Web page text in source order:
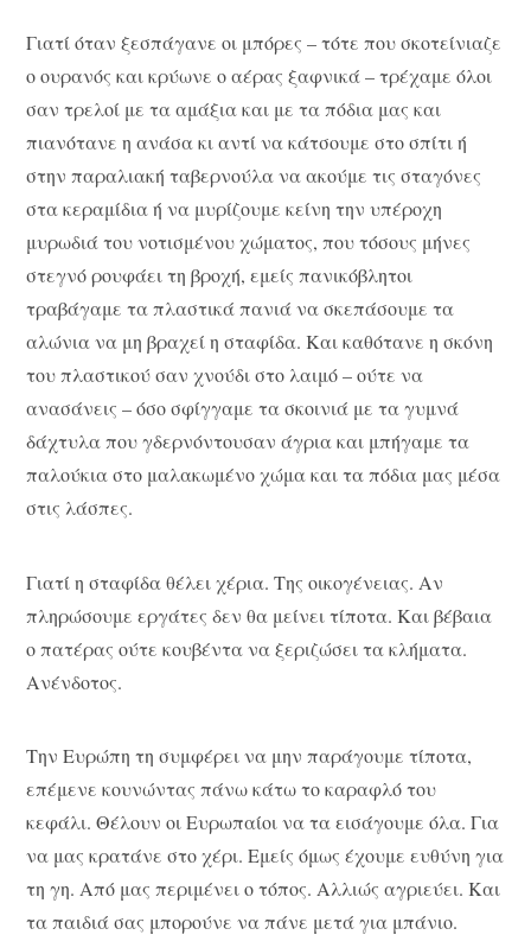
Γιατί όταν ξεσπάγανε οι μπόρες – τότε που σκοτείνιαζε
ο ουρανός και κρύωνε ο αέρας ξαφνικά – τρέχαμε όλοι
σαν τρελοί με τα αμάξια και με τα πόδια μας και
πιανότανε η ανάσα κι αντί να κάτσουμε στο σπίτι ή
στην παραλιακή ταβερνούλα να ακούμε τις σταγόνες
στα κεραμίδια ή να μυρίζουμε κείνη την υπέροχη
μυρωδιά του νοτισμένου χώματος, που τόσους μήνες
στεγνό ρουφάει τη βροχή, εμείς πανικόβλητοι
τραβάγαμε τα πλαστικά πανιά να σκεπάσουμε τα
αλώνια να μη βραχεί η σταφίδα. Και καθότανε η σκόνη
του πλαστικού σαν χνούδι στο λαιμό – ούτε να
ανασάνεις – όσο σφίγγαμε τα σκοινιά με τα γυμνά
δάχτυλα που γδερνόντουσαν άγρια και μπήγαμε τα
παλούκια στο μαλακωμένο χώμα και τα πόδια μας μέσα
στις λάσπες.
Γιατί η σταφίδα θέλει χέρια. Της οικογένειας. Αν
πληρώσουμε εργάτες δεν θα μείνει τίποτα. Και βέβαια
ο πατέρας ούτε κουβέντα να ξεριζώσει τα κλήματα.
Ανένδοτος.
Την Ευρώπη τη συμφέρει να μην παράγουμε τίποτα,
επέμενε κουνώντας πάνω κάτω το καραφλό του
κεφάλι. Θέλουν οι Ευρωπαίοι να τα εισάγουμε όλα. Για
να μας κρατάνε στο χέρι. Εμείς όμως έχουμε ευθύνη για
τη γη. Από μας περιμένει ο τόπος. Αλλιώς αγριεύει. Και
τα παιδιά σας μπορούνε να πάνε μετά για μπάνιο.